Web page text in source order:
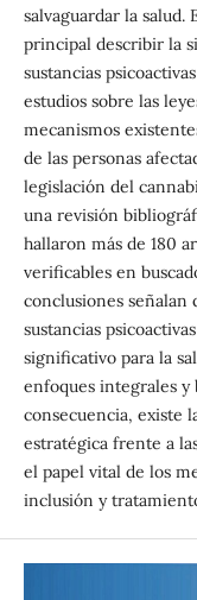
salvaguardar la
principal describir la
sustancias
estudios sobre las
mecanismos
de las personas
legislación del
una revisión
hallaron más de 180
verificables en
conclusiones señalan
sustancias
significativo para la
enfoques integrales y
consecuencia, existe
estratégica frente a
el papel vital de los
inclusión y